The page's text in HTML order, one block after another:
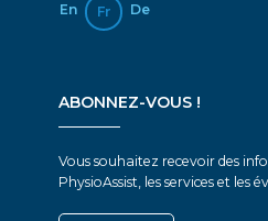
ABONNEZ-VOUS !
Vous souhaitez recevoir des
PhysioAssist, les services et les
En Fr De